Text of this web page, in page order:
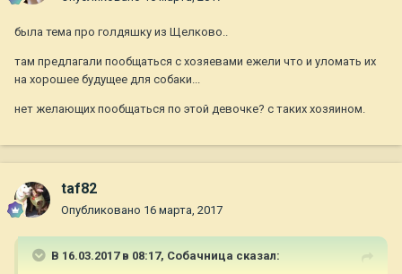
была тема про голдяшку из Щелково..
там предлагали пообщаться с хозяевами ежели что и уломать их
на хорошее будущее для собаки...
нет желающих пообщаться по этой девочке? с таких хозяином.
taf82
Опубликовано 16 марта, 2017
В 16.03.2017 в 08:17, Собачница сказал: